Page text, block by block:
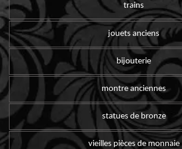
trains
jouets anciens
bijouterie
montre anciennes
statues de bronze
vieilles pièces de monnaie